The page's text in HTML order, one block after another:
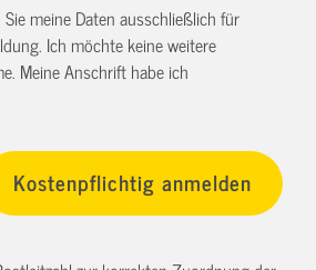
meine Daten ausschließlich für
Ich möchte keine weitere
Meine Anschrift habe ich